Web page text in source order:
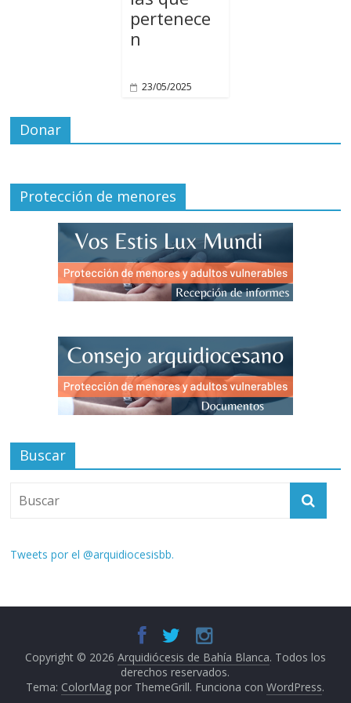
pertenece
n
23/05/2025
Donar
Protección de menores
Buscar
Tweets por el @arquidiocesisbb.
Copyright © 2026 Arquidiócesis de Bahía Blanca. Todos los
derechos reservados.
Tema: ColorMag por ThemeGrill. Funciona conWordPress.